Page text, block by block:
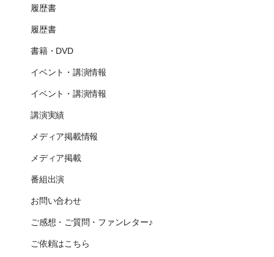
履歴書
履歴書
書籍・DVD
イベント・講演情報
イベント・講演情報
講演実績
メディア掲載情報
メディア掲載
番組出演
お問い合わせ
ご感想・ご質問・ファンレター♪
ご依頼はこちら